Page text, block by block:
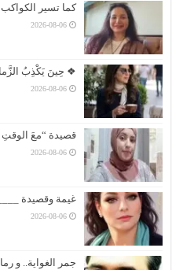
كما تسير
2026-08-06
❖ حِينَ يَكْذِبُ
2026-08-06
قصيدة “معَ
2026-08-06
غيمة وقصيدة
2026-08-06
جمر الغواية.. و